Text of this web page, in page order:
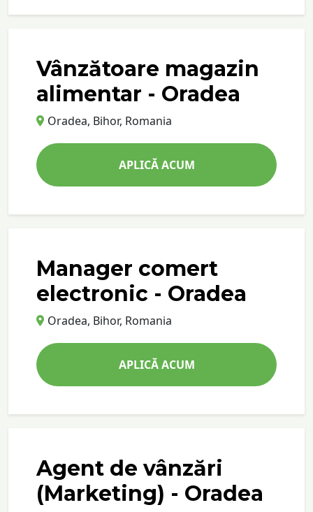
Vânzătoare magazin
alimentar - Oradea
Oradea, Bihor, Romania
APLICĂ ACUM
Manager comert
electronic - Oradea
Oradea, Bihor, Romania
APLICĂ ACUM
Agent de vânzări
(Marketing) - Oradea